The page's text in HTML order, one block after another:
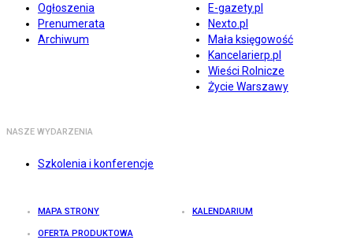
Ogłoszenia
Prenumerata
Archiwum
E-gazety.pl
Nexto.pl
Mała księgowość
Kancelarierp.pl
Wieści Rolnicze
Życie Warszawy
NASZE WYDARZENIA
Szkolenia i konferencje
MAPA STRONY KALENDARIUM
OFERTA PRODUKTOWA